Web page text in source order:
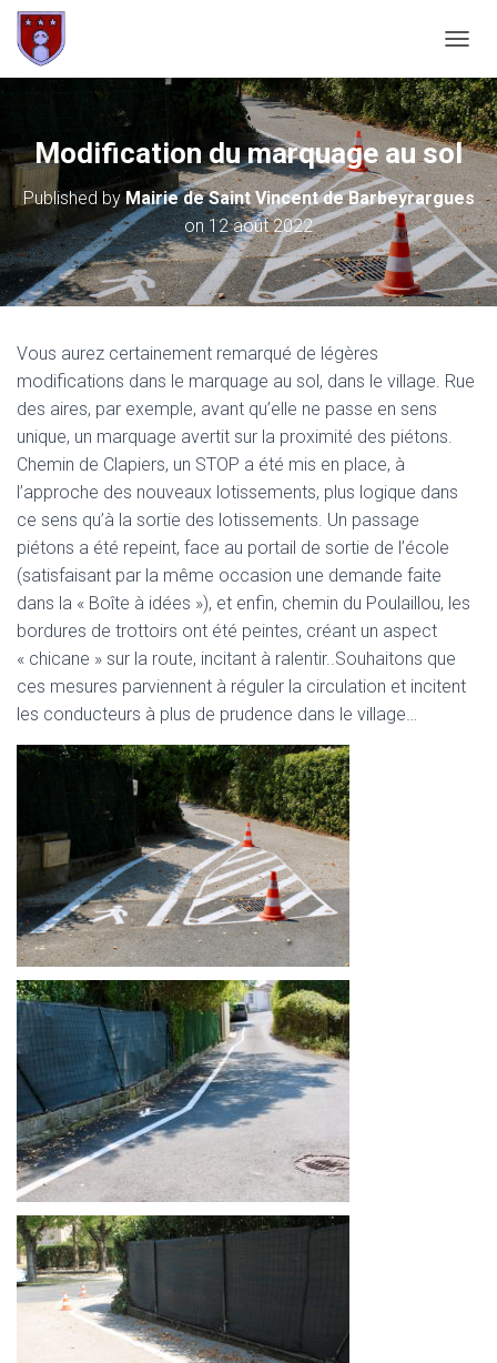
Modification du marquage au sol
Published by Mairie de Saint Vincent de Barbeyrargues
on12 août 2022
Vous aurez certainement remarqué de légères
modifications dans le marquage au sol, dans le village. Rue
des aires, par exemple, avant qu’elle ne passe en sens
unique, un marquage avertit sur la proximité des piétons.
Chemin de Clapiers, un STOP a été mis en place, à
l’approche des nouveaux lotissements, plus logique dans
ce sens qu’à la sortie des lotissements. Un passage
piétons a été repeint, face au portail de sortie de l’école
(satisfaisant par la même occasion une demande faite
dans la « Boîte à idées »), et enfin, chemin du Poulaillou, les
bordures de trottoirs ont été peintes, créant un aspect
« chicane » sur la route, incitant à ralentir..Souhaitons que
ces mesures parviennent à réguler la circulation et incitent
les conducteurs à plus de prudence dans le village…